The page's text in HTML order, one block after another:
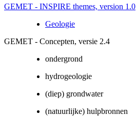
GEMET - INSPIRE themes, version 1.0
Geologie
GEMET - Concepten, versie 2.4
ondergrond
hydrogeologie
(diep) grondwater
(natuurlijke) hulpbronnen